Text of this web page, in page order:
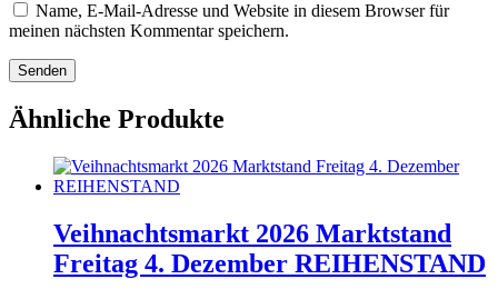
Name, E-Mail-Adresse und Website in diesem Browser für
meinen nächsten Kommentar speichern.
Ähnliche Produkte
Veihnachtsmarkt 2026 Marktstand
Freitag 4. Dezember REIHENSTAND